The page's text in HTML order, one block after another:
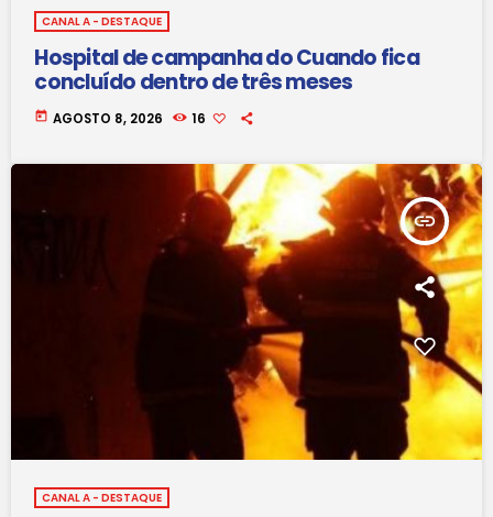
CANAL A - DESTAQUE
Hospital de campanha do Cuando fica
concluído dentro de três meses
today AGOSTO 8, 2026 16
insert_link
CANAL A - DESTAQUE